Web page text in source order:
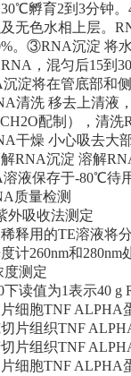
30℃孵育2到3分钟
无色水相上层。
。③RNA沉淀 将
，混匀后15到
淀将在管底部和
清洗 移去上清液
配制），清
干燥 小心吸去大
RNA沉淀 溶解
溶液保存于-80℃待
质量检测
外吸收法测定
释用的TE溶液将
计260nm和
测定
下读值为1表示40 g
细胞TNF
片组织TNF
片组织TNF
细胞TNF